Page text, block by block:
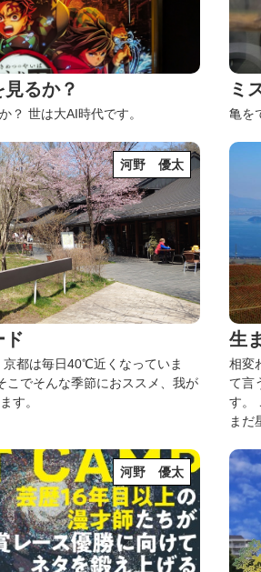
るか？
？ 世は大AI時代です。
ミ
亀を
河野 優太
ド
京都は毎日40℃近くなっていま
こでそんな季節におススメ、我が
す。
生
相変
て言
す。
まだ
河野 優太